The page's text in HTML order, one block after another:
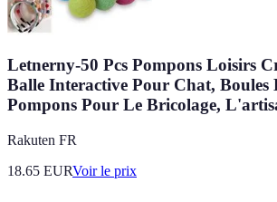
Letnerny-50 Pcs Pompons Loisirs
Balle Interactive Pour Chat, Boules
Pompons Pour Le Bricolage,
Rakuten FR
18.65 EURVoir le prix